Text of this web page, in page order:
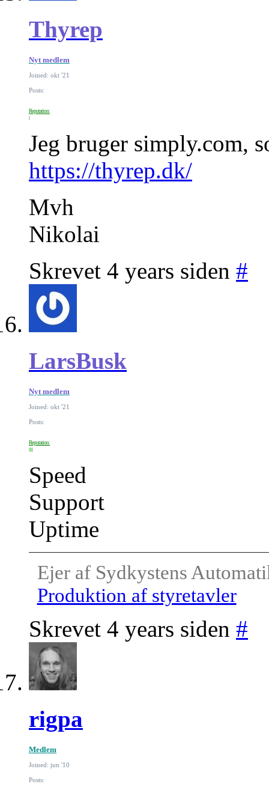
Thyrep
Nyt medlem
Joined: okt '21
Posts:
Reputation:
Jeg bruger simply.com,
https://thyrep.dk/
Mvh
Nikolai
Skrevet 4 years siden #
LarsBusk
Nyt medlem
Joined: okt '21
Posts:
Reputation:
Speed
Support
Uptime
Ejer af Sydkystens
Produktion af styretavler
Skrevet 4 years siden #
rigpa
Medlem
Joined: jun '10
Posts: